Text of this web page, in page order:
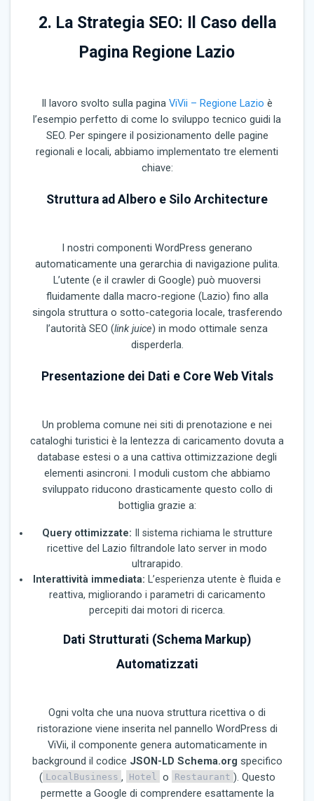
2. La Strategia SEO: Il Caso della
Pagina Regione Lazio
Il lavoro svolto sulla pagina ViVii – Regione Lazio è
l’esempio perfetto di come lo sviluppo tecnico guidi la
SEO. Per spingere il posizionamento delle pagine
regionali e locali, abbiamo implementato tre elementi
chiave:
Struttura ad Albero e Silo Architecture
I nostri componenti WordPress generano
automaticamente una gerarchia di navigazione pulita.
L’utente (e il crawler di Google) può muoversi
fluidamente dalla macro-regione (Lazio) fino alla
singola struttura o sotto-categoria locale, trasferendo
l’autorità SEO (link juice) in modo ottimale senza
disperderla.
Presentazione dei Dati e Core Web Vitals
Un problema comune nei siti di prenotazione e nei
cataloghi turistici è la lentezza di caricamento dovuta a
database estesi o a una cattiva ottimizzazione degli
elementi asincroni. I moduli custom che abbiamo
sviluppato riducono drasticamente questo collo di
bottiglia grazie a:
Query ottimizzate: Il sistema richiama le strutture
ricettive del Lazio filtrandole lato server in modo
ultrarapido.
Interattività immediata: L’esperienza utente è fluida e
reattiva, migliorando i parametri di caricamento
percepiti dai motori di ricerca.
Dati Strutturati (Schema Markup)
Automatizzati
Ogni volta che una nuova struttura ricettiva o di
ristorazione viene inserita nel pannello WordPress di
ViVii, il componente genera automaticamente in
background il codice JSON-LD Schema.org specifico
( LocalBusiness , Hotel o Restaurant ). Questo
permette a Google di comprendere esattamente la